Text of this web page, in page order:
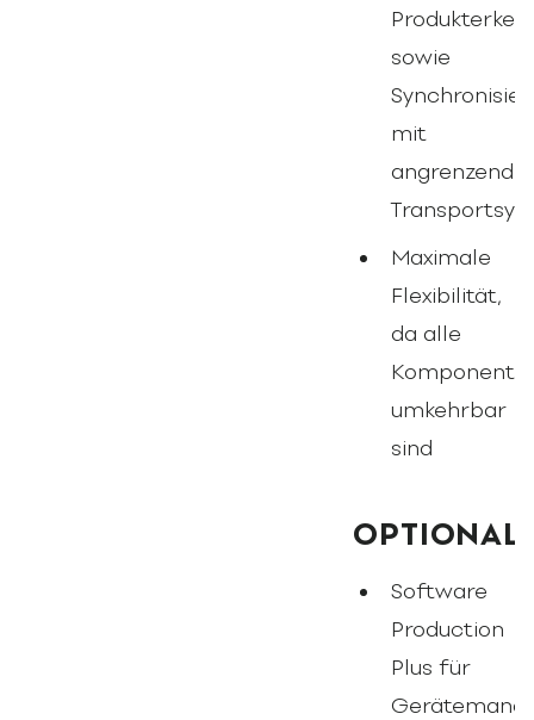
sowie
mit
Maximale
Flexibilität,
da alle
umkehrbar
sind
OPTIONAL
Software
Production
Plus für